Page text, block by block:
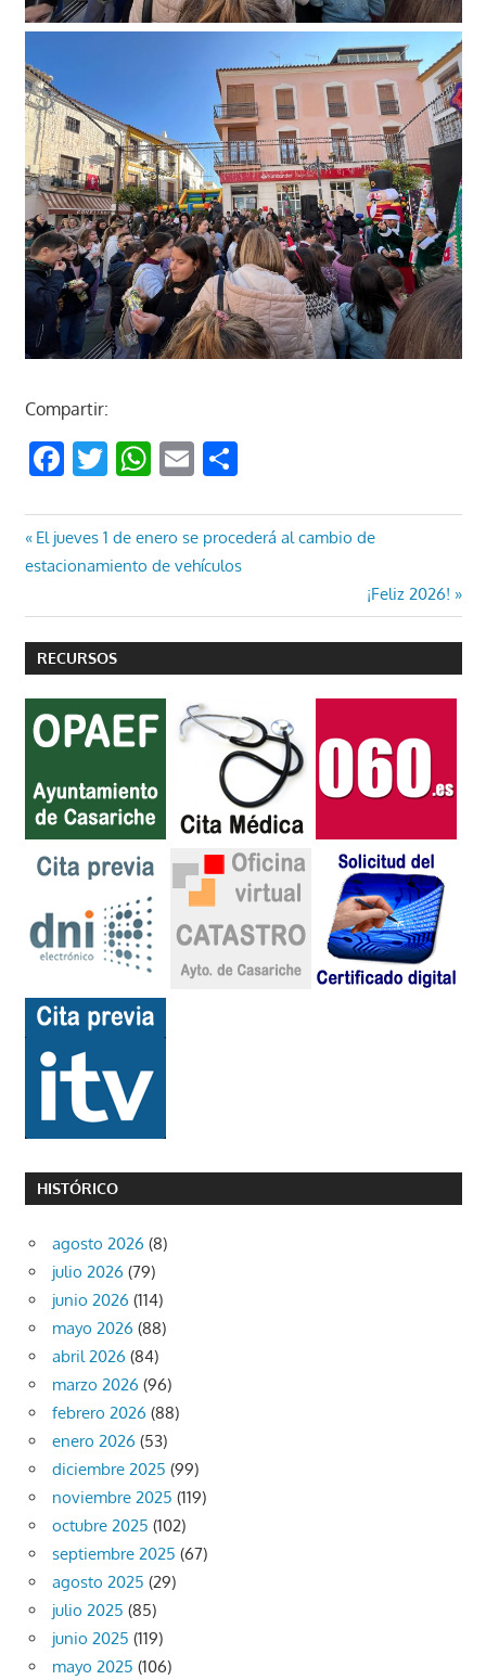
Compartir:
Facebook
Twitter
WhatsApp
EmailCompartir
Navegación
entradas
Entrada
anterior:
El jueves 1 de enero se procederá al cambio de
estacionamiento de vehículos
Entrada
siguiente:
¡Feliz 2026!
RECURSOS
HISTÓRICO
agosto 2026 (8)
julio 2026 (79)
junio 2026 (114)
mayo 2026 (88)
abril 2026 (84)
marzo 2026 (96)
febrero 2026 (88)
enero 2026 (53)
diciembre 2025 (99)
noviembre 2025 (119)
octubre 2025 (102)
septiembre 2025 (67)
agosto 2025 (29)
julio 2025 (85)
junio 2025 (119)
mayo 2025 (106)